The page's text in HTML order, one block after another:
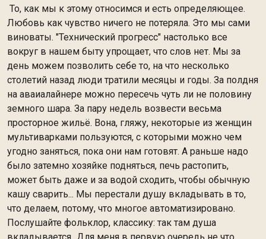
То, как мы к этому относимся и есть определяющее.
Любовь как чувство ничего не потеряла. Это мы сами
виноваты. "Технический прогресс" настолько все
вокруг в нашем быту упрощает, что слов нет. Мы за
день можем позволить себе то, на что несколько
столетий назад люди тратили месяцы и годы. За полдня
на аваиалайнере можно пересечь чуть ли не половину
земного шара. За пару недель возвести весьма
просторное жильё. Вона, гляжу, некоторые из женщин
мультиварками пользуются, с которыми можно чем
угодно заняться, пока они нам готовят. А раньше надо
было затемно хозяйке подняться, печь растопить,
может быть даже и за водой сходить, чтобы обычную
кашу сварить... Мы перестали душу вкладывать в то,
что делаем, потому, что многое автоматизировано.
Послушайте фольклор, классику: так там душа